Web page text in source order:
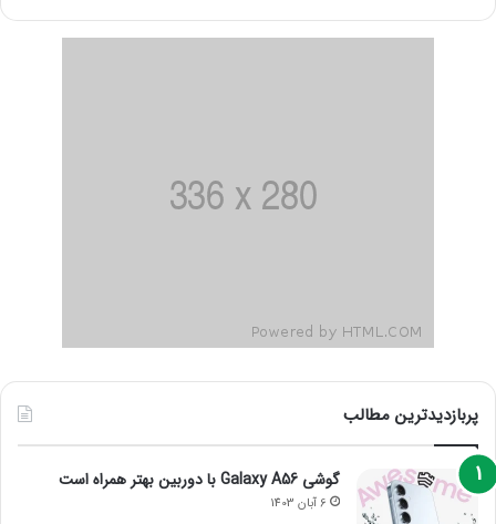
پربازدیدترین مطالب
گوشی Galaxy A56 با دوربین بهتر همراه است
6 آبان 1403